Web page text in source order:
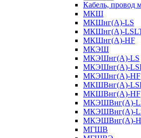
Кабель, провод
МКШ
МКШнг(А)-LS
МКШнг(А)-
МКШнг(А)-HF
МКЭШ
МКЭШнг(А)-LS
МКЭШнг(А)-
МКЭШнг(А)-HF
МКШВнг(A)-
МКШВнг(А)-HF
МКЭШВнг(А)-
МКЭШВнг(A)-
МКЭШВнг(А)-
МГШВ